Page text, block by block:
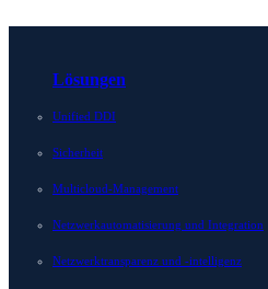
Lösungen
Unified DDI
Sicherheit
Multicloud-Management
Netzwerkautomatisierung und Integration
Netzwerktransparenz und -intelligenz